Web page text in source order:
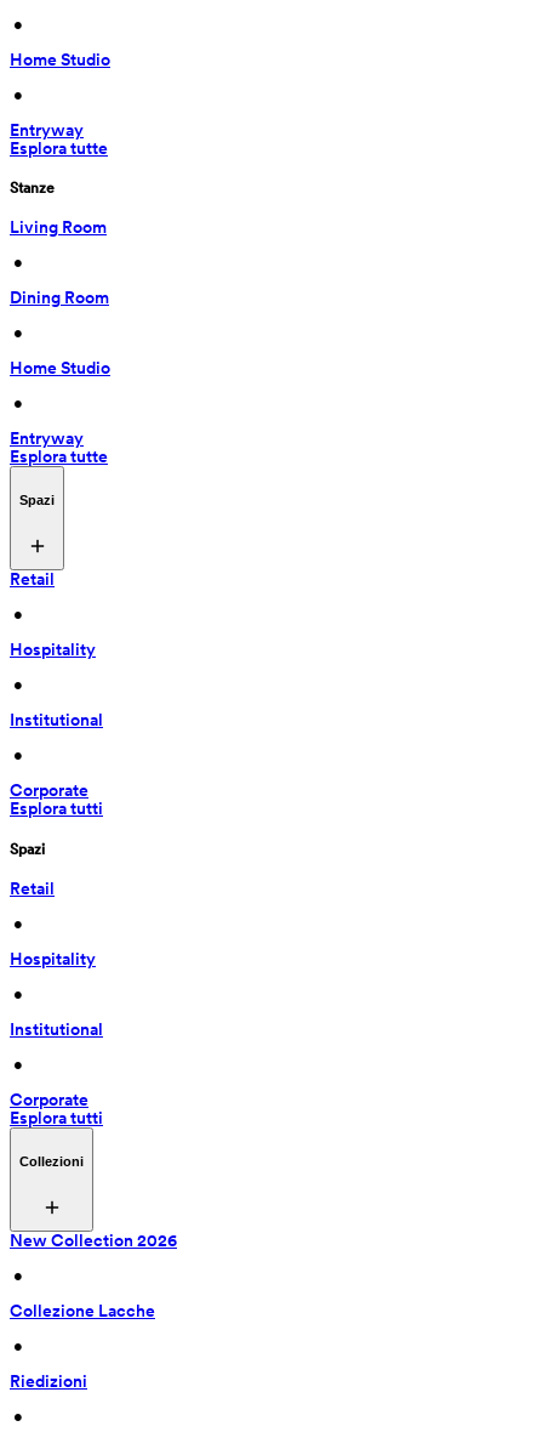
•
Home Studio
•
Entryway
Esplora tutte
Stanze
Living Room
•
Dining Room
•
Home Studio
•
Entryway
Esplora tutte
Spazi
Retail
•
Hospitality
•
Institutional
•
Corporate
Esplora tutti
Spazi
Retail
•
Hospitality
•
Institutional
•
Corporate
Esplora tutti
Collezioni
New Collection 2026
•
Collezione Lacche
•
Riedizioni
•